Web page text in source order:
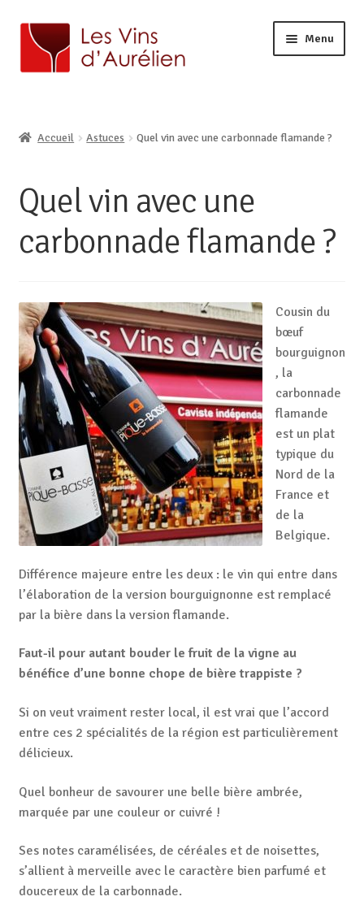
Menu
le
BOUTIQUE EN LIGNE
CONTACT
Accueil Astuces Quel vin avec une carbonnade flamande ?
Quel vin avec une
carbonnade flamande ?
Cousin du
bœuf
bourguignon
, la
carbonnade
flamande
est un plat
typique du
Nord de la
France et
de la
Belgique.
Différence majeure entre les deux : le vin qui entre dans
l’élaboration de la version bourguignonne est remplacé
par la bière dans la version flamande.
Faut-il pour autant bouder le fruit de la vigne au
bénéfice d’une bonne chope de bière trappiste ?
Si on veut vraiment rester local, il est vrai que l’accord
entre ces 2 spécialités de la région est particulièrement
délicieux.
Quel bonheur de savourer une belle bière ambrée,
marquée par une couleur or cuivré !
Ses notes caramélisées, de céréales et de noisettes,
s’allient à merveille avec le caractère bien parfumé et
doucereux de la carbonnade.